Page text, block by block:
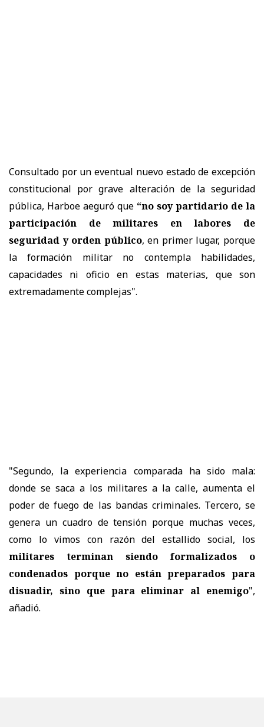
Consultado por un eventual nuevo estado de excepción
constitucional por grave alteración de la seguridad
pública, Harboe aeguró que “no soy partidario de la
participación de militares en labores de
seguridad y orden público, en primer lugar, porque
la formación militar no contempla habilidades,
capacidades ni oficio en estas materias, que son
extremadamente complejas".
"Segundo, la experiencia comparada ha sido mala:
donde se saca a los militares a la calle, aumenta el
poder de fuego de las bandas criminales. Tercero, se
genera un cuadro de tensión porque muchas veces,
como lo vimos con razón del estallido social, los
militares terminan siendo formalizados o
condenados porque no están preparados para
disuadir, sino que para eliminar al enemigo",
añadió.